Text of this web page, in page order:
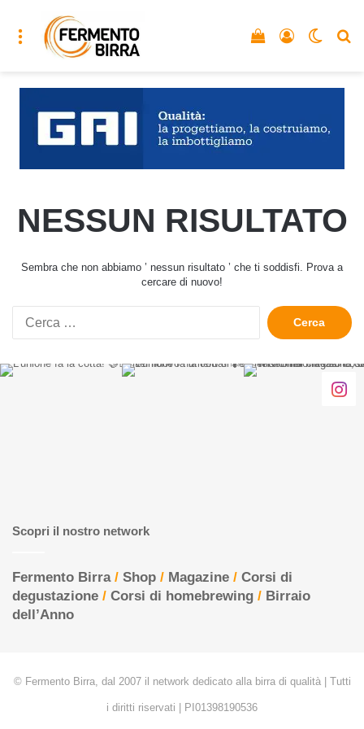
Menu Accedi
Vedi il carrello
NESSUN RISULTATO
Sembra che non abbiamo ’ nessun risultato ’ che ti soddisfi. Prova a
cercare di nuovo!
Ricerca
per:
Scopri il nostro network
Fermento Birra/ Shop / Magazine / Corsi di
degustazione / Corsi di homebrewing / Birraio
dell’Anno
© Fermento Birra, dal 2007 il network dedicato alla birra di qualità | Tutti
i diritti riservati | PI01398190536